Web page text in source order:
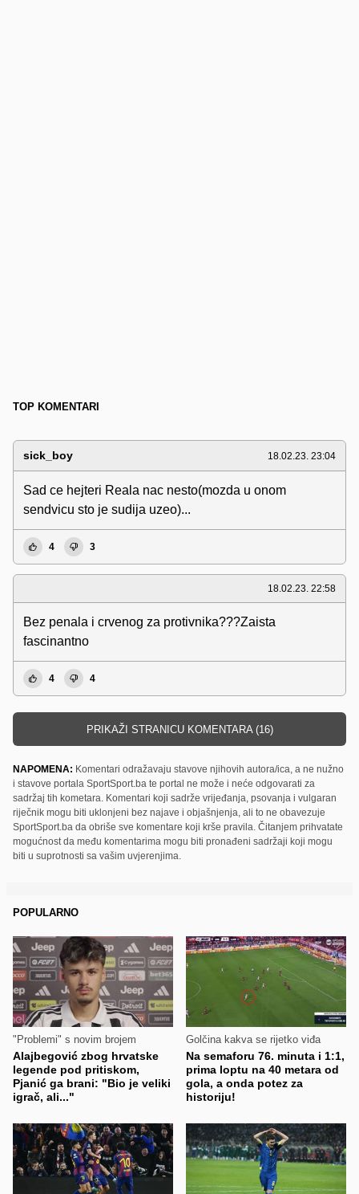
TOP KOMENTARI
sick_boy 18.02.23. 23:04
Sad ce hejteri Reala nac nesto(mozda u onom
sendvicu sto je sudija uzeo)...
4 3
18.02.23. 22:58
Bez penala i crvenog za protivnika???Zaista
fascinantno
4 4
PRIKAŽI STRANICU KOMENTARA (16)
NAPOMENA: Komentari odražavaju stavove njihovih autora/ica, a ne nužno
i stavove portala SportSport.ba te portal ne može i neće odgovarati za
sadržaj tih kometara. Komentari koji sadrže vrijeđanja, psovanja i vulgaran
riječnik mogu biti uklonjeni bez najave i objašnjenja, ali to ne obavezuje
SportSport.ba da obriše sve komentare koji krše pravila. Čitanjem prihvatate
mogućnost da među komentarima mogu biti pronađeni sadržaji koji mogu
biti u suprotnosti sa vašim uvjerenjima.
POPULARNO
"Problemi" s novim brojem
Alajbegović zbog hrvatske
legende pod pritiskom,
Pjanić ga brani: "Bio je veliki
igrač, ali..."
Golčina kakva se rijetko viđa
Na semaforu 76. minuta i 1:1,
prima loptu na 40 metara od
gola, a onda potez za
historiju!